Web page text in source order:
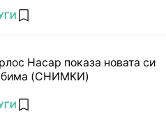
ОТ
add favorites
Насар показа новата си
(СНИМКИ)
ОТ
add favorites